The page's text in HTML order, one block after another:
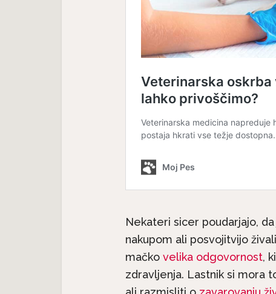
Nekateri sicer poudarjajo,
nakupom ali posvojitvijo
mačko velika odgovornost,
zdravljenja. Lastnik si mora